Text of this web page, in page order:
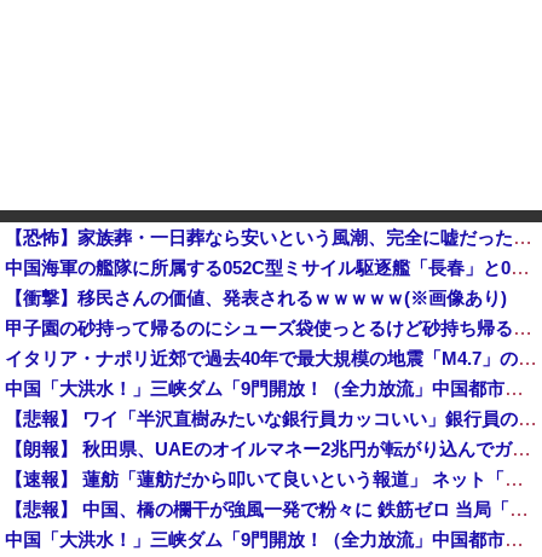
【恐怖】家族葬・一日葬なら安いという風潮、完全に嘘だった・・・・
中国海軍の艦隊に所属する052C型ミサイル駆逐艦「長春」と052D型「厦門」が編隊航行訓練！
【衝撃】移民さんの価値、発表されるｗｗｗｗｗ(※画像あり)
甲子園の砂持って帰るのにシューズ袋使っとるけど砂持ち帰る用の袋とか用意しとけばええのにね他
イタリア・ナポリ近郊で過去40年で最大規模の地震「M4.7」の揺れを観測
中国「大洪水！」三峡ダム「9門開放！（全力放流」中国都市「三峡沿線の道路水没」中国政府「高速道路封鎖！」中国ダム「緊急放流に合わせて開門（土砂崩れ発生」→
【悲報】 ワイ「半沢直樹みたいな銀行員カッコいい」銀行員の友人「あんな奴居ねえよ」
【朗報】 秋田県、UAEのオイルマネー2兆円が転がり込んでガチで東北最強になるぞｗｗｗｗｗｗｗ
【速報】 蓮舫「蓮舫だから叩いて良いという報道」 ネット「高市だから叩いて良いをやってるのがお前だろ」
【悲報】 中国、橋の欄干が強風一発で粉々に 鉄筋ゼロ 当局「接着剤でくっつけただけ」「正常で、品質問題はない」
中国「大洪水！」三峡ダム「9門開放！（全力放流」中国都市「三峡沿線の道路水没」中国政府「高速道路封鎖！」中国ダム「緊急放流に合わせて開門（土砂崩れ発生」→